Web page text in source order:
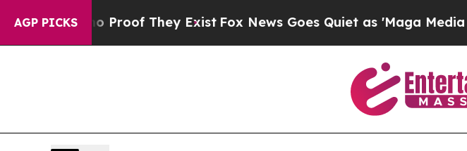
AGP PICKS
no Proof They ExistFox News Goes Quiet as 'Maga Media